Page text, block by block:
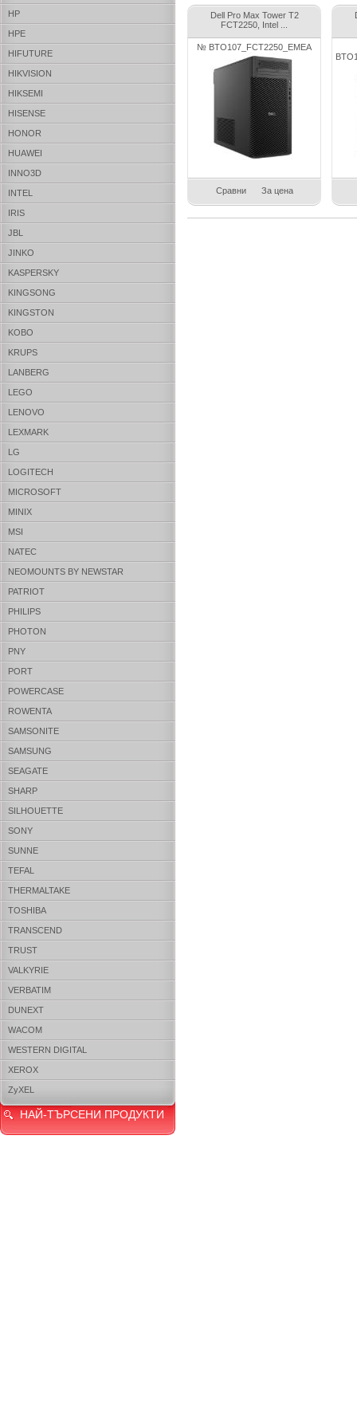
HP
HPE
HIFUTURE
HIKVISION
HIKSEMI
HISENSE
HONOR
HUAWEI
INNO3D
INTEL
IRIS
JBL
JINKO
KASPERSKY
KINGSONG
KINGSTON
KOBO
KRUPS
LANBERG
LEGO
LENOVO
LEXMARK
LG
LOGITECH
MICROSOFT
MINIX
MSI
NATEC
NEOMOUNTS BY NEWSTAR
PATRIOT
PHILIPS
PHOTON
PNY
PORT
POWERCASE
ROWENTA
SAMSONITE
SAMSUNG
SEAGATE
SHARP
SILHOUETTE
SONY
SUNNE
TEFAL
THERMALTAKE
TOSHIBA
TRANSCEND
TRUST
VALKYRIE
VERBATIM
DUNEXT
WACOM
WESTERN DIGITAL
XEROX
ZyXEL
НАЙ-ТЪРСЕНИ ПРОДУКТИ
Dell Pro Max Tower T2
FCT2250, Intel ...
№ BTO107_FCT2250_EMEA
Сравни За цена